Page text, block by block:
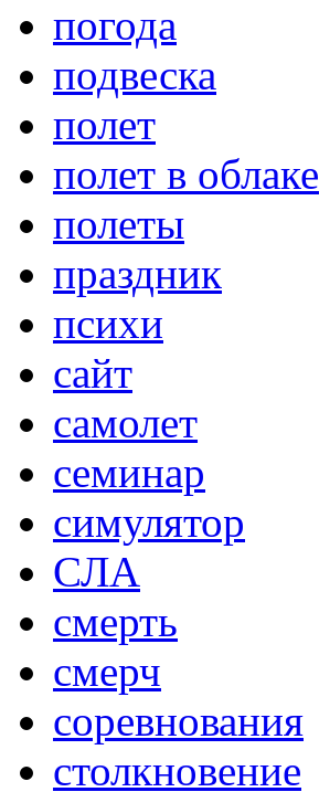
погода
подвеска
полет
полет в облаке
полеты
праздник
психи
сайт
самолет
семинар
симулятор
СЛА
смерть
смерч
соревнования
столкновение